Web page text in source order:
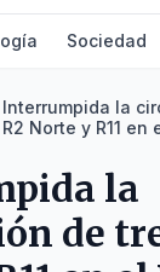
Sociedad
Interrumpida la
R2 Norte y R11
la
de